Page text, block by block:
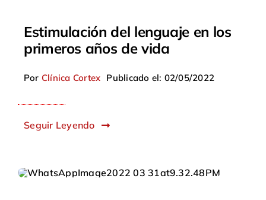
Estimulación del lenguaje en los
primeros años de vida
Por Clínica Cortex Publicado el: 02/05/2022
Seguir Leyendo